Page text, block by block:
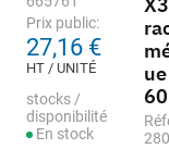
Prix public:
27,16 €
HT / UNITÉ
stocks /
disponibilité
En stock